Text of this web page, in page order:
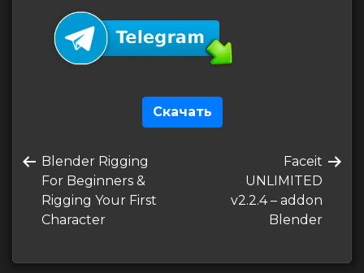
Скачать
по
записям
Предыдущая
запись
Blender Rigging
For Beginners &
Rigging Your First
Character
Следующая
запись
Faceit
UNLIMITED
v2.2.4 – addon
Blender